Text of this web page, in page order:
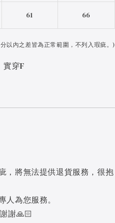
61 66
以內之差皆為正常範圍，不列入瑕疵。)
實穿F
，將無法提供退貨服務，很抱
人為您服務。
謝🙏🏻